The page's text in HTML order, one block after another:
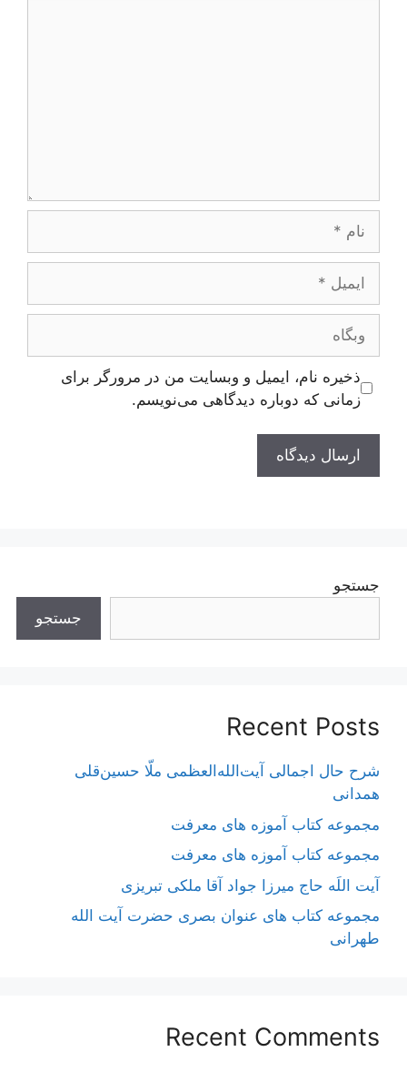
وبگاه
ذخیره نام، ایمیل و وبسایت من در مرورگر برای
زمانی که دوباره دیدگاهی می‌نویسم.
جستجو
جستجو
Recent Posts
شرح حال اجمالی آیت‌الله‌العظمی ملّا حسین‌قلی
همدانی
مجموعه کتاب آموزه های معرفت
مجموعه کتاب آموزه های معرفت
آیت اللَه حاج میرزا جواد آقا ملکی تبریزی
مجموعه کتاب های عنوان بصری حضرت آیت الله
طهرانی
Recent Comments